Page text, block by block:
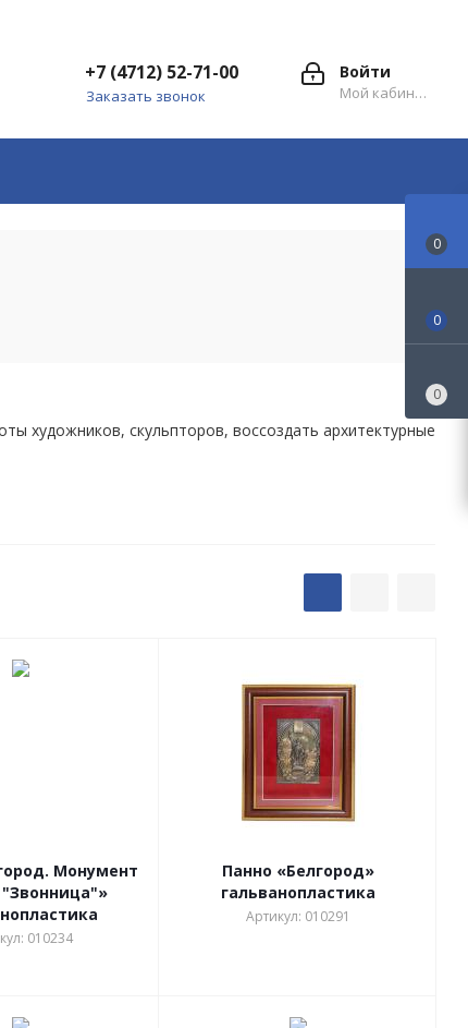
Войти
Мой кабинет
+7 (4712) 52-71-00
Заказать звонок
художников, скульпторов, воссоздать архитектурные
Монумент
010234
Панно «Белгород»
гальванопластика
Артикул: 010291
0
0
0